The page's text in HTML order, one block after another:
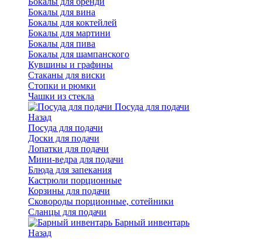
Бокалы для вина
Бокалы для коктейлей
Бокалы для мартини
Бокалы для пива
Бокалы для шампанского
Кувшины и графины
Стаканы для виски
Стопки и рюмки
Чашки из стекла
Посуда для подачи
Назад
Посуда для подачи
Доски для подачи
Лопатки для подачи
Мини-ведра для подачи
Блюда для запекания
Кастрюли порционные
Корзины для подачи
Сковороды порционные, сотейники
Сланцы для подачи
Барный инвентарь
Назад